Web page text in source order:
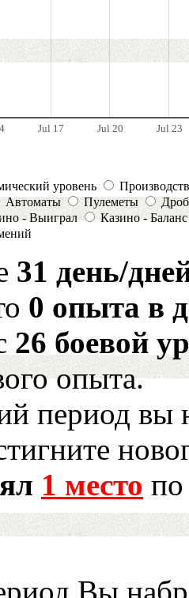
Jul 17 Jul 20 Jul 23
уровень
Автоматы Пулеметы
- Выиграл
Казино - Баланс
31 день/
0 опыта в
26 боевой
опыта.
период вы
1 место по
Вы